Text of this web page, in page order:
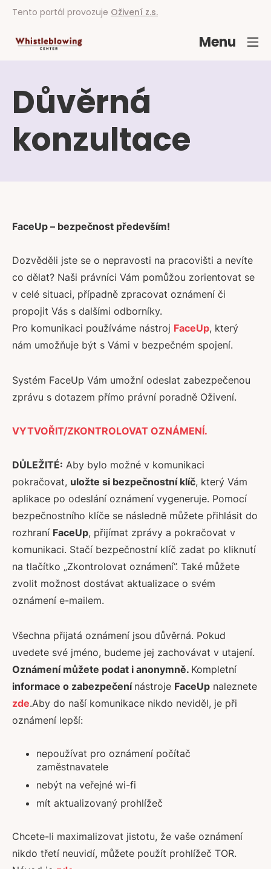
Tento portál provozuje Oživení z.s.
Menu
Důvěrná
konzultace
FaceUp – bezpečnost především!
Dozvěděli jste se o nepravosti na pracovišti a nevíte
co dělat? Naši právníci Vám pomůžou zorientovat se
v celé situaci, případně zpracovat oznámení či
propojit Vás s dalšími odborníky.
Pro komunikaci používáme nástroj FaceUp, který
nám umožňuje být s Vámi v bezpečném spojení.
Systém FaceUp Vám umožní odeslat zabezpečenou
zprávu s dotazem přímo právní poradně Oživení.
VYTVOŘIT/ZKONTROLOVAT OZNÁMENÍ.
DŮLEŽITÉ: Aby bylo možné v komunikaci
pokračovat, uložte si bezpečnostní klíč, který Vám
aplikace po odeslání oznámení vygeneruje. Pomocí
bezpečnostního klíče se následně můžete přihlásit do
rozhraní FaceUp, přijímat zprávy a pokračovat v
komunikaci. Stačí bezpečnostní klíč zadat po kliknutí
na tlačítko „Zkontrolovat oznámení”. Také můžete
zvolit možnost dostávat aktualizace o svém
oznámení e-mailem.
Všechna přijatá oznámení jsou důvěrná. Pokud
uvedete své jméno, budeme jej zachovávat v utajení.
Oznámení můžete podat i anonymně. Kompletní
informace o zabezpečení nástroje FaceUp naleznete
zde.Aby do naší komunikace nikdo neviděl, je při
oznámení lepší:
nepoužívat pro oznámení počítač
zaměstnavatele
nebýt na veřejné wi-fi
mít aktualizovaný prohlížeč
Chcete-li maximalizovat jistotu, že vaše oznámení
nikdo třetí neuvidí, můžete použít prohlížeč TOR.